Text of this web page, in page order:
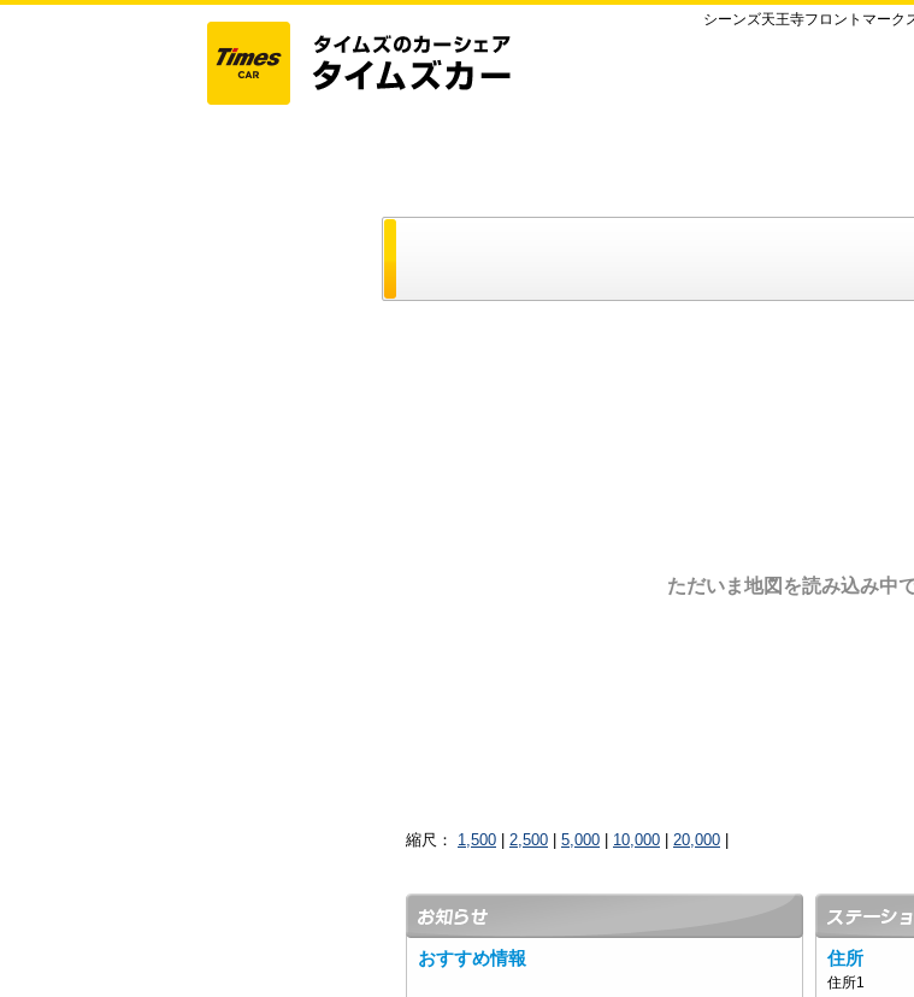
シーンズ天王寺フロントマーク
ただいま地図を読み込み中
縮尺： 1,500 2,500 5,000 10,000 20,000
おすすめ情報 住所
住所1